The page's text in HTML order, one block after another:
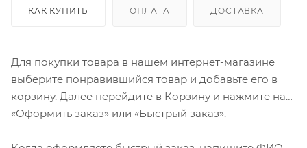
КАК КУПИТЬ ОПЛАТА ДОСТАВКА
Для покупки товара в нашем интернет-магазине
выберите понравившийся товар и добавьте его в
корзину. Далее перейдите в Корзину и нажмите на
«Оформить заказ» или «Быстрый заказ».